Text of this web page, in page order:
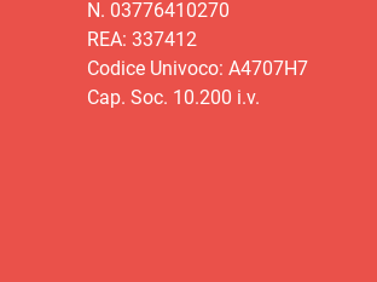
N. 03776410270
REA: 337412
Codice Univoco: A4707H7
Cap. Soc. 10.200 i.v.